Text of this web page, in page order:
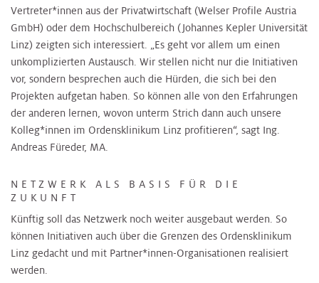
Vertreter*innen aus der Privatwirtschaft (Welser Profile Austria
GmbH) oder dem Hochschulbereich (Johannes Kepler Universität
Linz) zeigten sich interessiert. „Es geht vor allem um einen
unkomplizierten Austausch. Wir stellen nicht nur die Initiativen
vor, sondern besprechen auch die Hürden, die sich bei den
Projekten aufgetan haben. So können alle von den Erfahrungen
der anderen lernen, wovon unterm Strich dann auch unsere
Kolleg*innen im Ordensklinikum Linz profitieren“, sagt Ing.
Andreas Füreder, MA.
NETZWERK ALS BASIS FÜR DIE
ZUKUNFT
Künftig soll das Netzwerk noch weiter ausgebaut werden. So
können Initiativen auch über die Grenzen des Ordensklinikum
Linz gedacht und mit Partner*innen-Organisationen realisiert
werden.